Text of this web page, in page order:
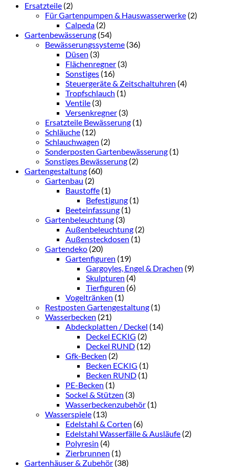
Ersatzteile (2)
Für Gartenpumpen & Hauswasserwerke (2)
Calpeda (2)
Gartenbewässerung (54)
Bewässerungssysteme (36)
Düsen (3)
Flächenregner (3)
Sonstiges (16)
Steuergeräte & Zeitschaltuhren (4)
Tropfschlauch (1)
Ventile (3)
Versenkregner (3)
Ersatzteile Bewässerung (1)
Schläuche (12)
Schlauchwagen (2)
Sonderposten Gartenbewässerung (1)
Sonstiges Bewässerung (2)
Gartengestaltung (60)
Gartenbau (2)
Baustoffe (1)
Befestigung (1)
Beeteinfassung (1)
Gartenbeleuchtung (3)
Außenbeleuchtung (2)
Außensteckdosen (1)
Gartendeko (20)
Gartenfiguren (19)
Gargoyles, Engel & Drachen (9)
Skulpturen (4)
Tierfiguren (6)
Vogeltränken (1)
Restposten Gartengestaltung (1)
Wasserbecken (21)
Abdeckplatten / Deckel (14)
Deckel ECKIG (2)
Deckel RUND (12)
Gfk-Becken (2)
Becken ECKIG (1)
Becken RUND (1)
PE-Becken (1)
Sockel & Stützen (3)
Wasserbeckenzubehör (1)
Wasserspiele (13)
Edelstahl & Corten (6)
Edelstahl Wasserfälle & Ausläufe (2)
Polyresin (4)
Zierbrunnen (1)
Gartenhäuser & Zubehör (38)